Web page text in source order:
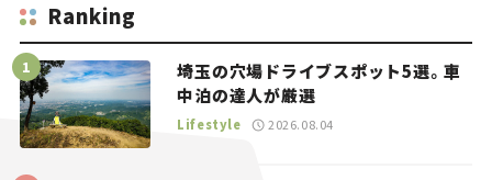
Ranking
埼玉の穴場ドライブスポット5選。車
中泊の達人が厳選
Lifestyle 2026.08.04